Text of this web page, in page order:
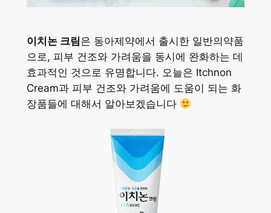
이치논 크림은 동아제약에서 출시한 일반의약품
으로, 피부 건조와 가려움을 동시에 완화하는 데
효과적인 것으로 유명합니다. 오늘은 Itchnon
Cream과 피부 건조와 가려움에 도움이 되는 화
장품들에 대해서 알아보겠습니다